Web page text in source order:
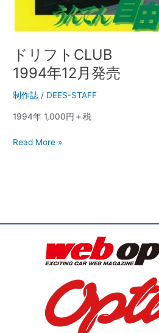
ドリフトCLUB
1994年12月発売
制作誌 / DEES-STAFF
1994年 1,000円＋税
Read More »